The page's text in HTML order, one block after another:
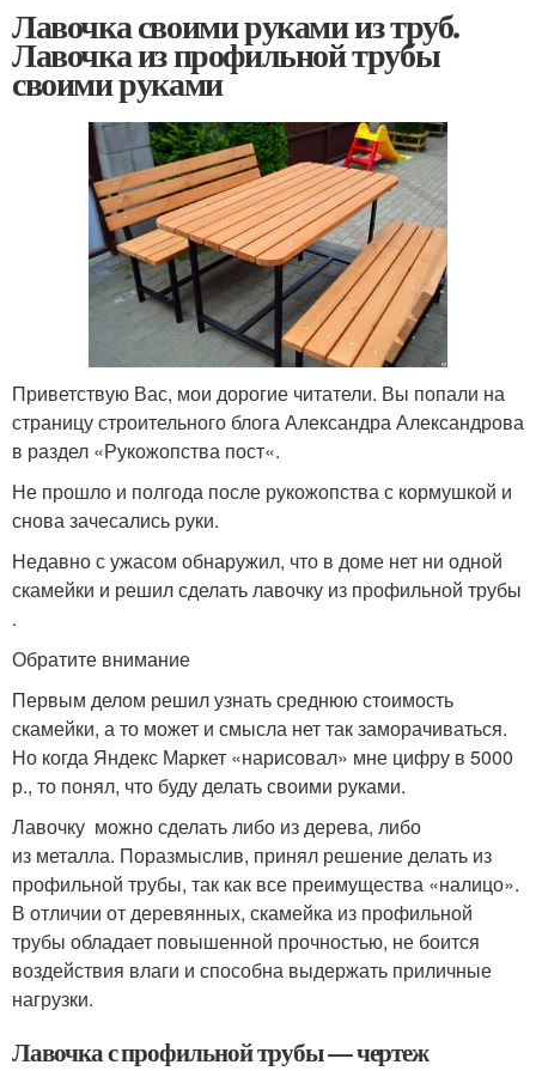
Лавочка своими руками из труб.
Лавочка из профильной трубы
своими руками
Приветствую Вас, мои дорогие читатели. Вы попали на
страницу строительного блога Александра Александрова
в раздел «Рукожопства пост«.
Не прошло и полгода после рукожопства с кормушкой и
снова зачесались руки.
Недавно с ужасом обнаружил, что в доме нет ни одной
скамейки и решил сделать лавочку из профильной трубы
.
Обратите внимание
Первым делом решил узнать среднюю стоимость
скамейки, а то может и смысла нет так заморачиваться.
Но когда Яндекс Маркет «нарисовал» мне цифру в 5000
р., то понял, что буду делать своими руками.
Лавочку можно сделать либо из дерева, либо
из металла. Поразмыслив, принял решение делать из
профильной трубы, так как все преимущества «налицо».
В отличии от деревянных, скамейка из профильной
трубы обладает повышенной прочностью, не боится
воздействия влаги и способна выдержать приличные
нагрузки.
Лавочка с профильной трубы — чертеж